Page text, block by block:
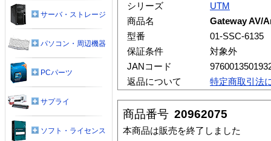
シリーズ
UTM
商品名
Gateway AV/
型番
01-SSC-6135
保証条件
対象外
JANコード
返品について
特定商取引法
商品番号 20962075
本商品は販売を終了しました
サーバ・ストレージ
パソコン・周辺機器
PCパーツ
サプライ
ソフト・ライセンス